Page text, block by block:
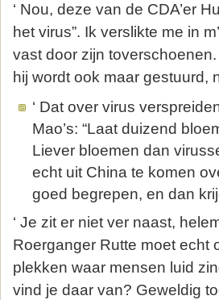
‘ Nou, deze van de CDA’er
het virus”. Ik verslikte me in
vast door zijn
hij wordt ook maar gestuurd,
‘ Dat over virus
Mao’s: “Laat duizend
Liever bloemen dan
echt uit China te komen
goed begrepen, en dan
‘ Je zit er niet ver naast,
Roerganger Rutte moet echt
plekken waar mensen luid
vind je daar van? Geweldig